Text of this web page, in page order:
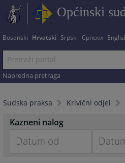
Općinski
Bosanski Hrvatski Srpski Српски
Napredna pretraga
Sudska praksa Krivični odjel
Kazneni nalog